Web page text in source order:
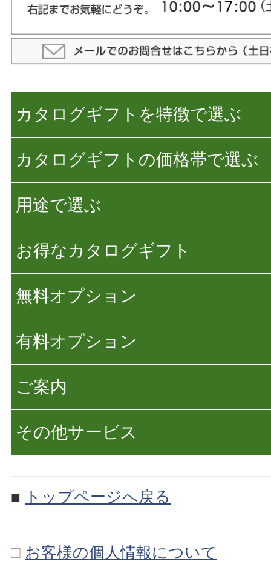
カタログギフトを特徴で選ぶ
カタログギフトの価格帯で選ぶ
用途で選ぶ
お得なカタログギフト
無料オプション
有料オプション
ご案内
その他サービス
■ トップページへ戻る
□ お客様の個人情報について